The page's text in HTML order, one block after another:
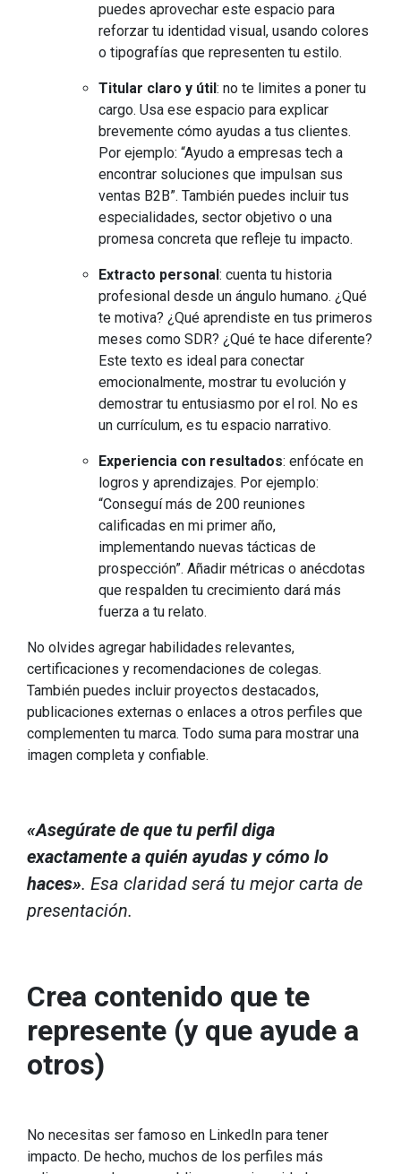
puedes aprovechar este espacio para
reforzar tu identidad visual, usando colores
o tipografías que representen tu estilo.
Titular claro y útil: no te limites a poner tu
cargo. Usa ese espacio para explicar
brevemente cómo ayudas a tus clientes.
Por ejemplo: “Ayudo a empresas tech a
encontrar soluciones que impulsan sus
ventas B2B”. También puedes incluir tus
especialidades, sector objetivo o una
promesa concreta que refleje tu impacto.
Extracto personal: cuenta tu historia
profesional desde un ángulo humano. ¿Qué
te motiva? ¿Qué aprendiste en tus primeros
meses como SDR? ¿Qué te hace diferente?
Este texto es ideal para conectar
emocionalmente, mostrar tu evolución y
demostrar tu entusiasmo por el rol. No es
un currículum, es tu espacio narrativo.
Experiencia con resultados: enfócate en
logros y aprendizajes. Por ejemplo:
“Conseguí más de 200 reuniones
calificadas en mi primer año,
implementando nuevas tácticas de
prospección”. Añadir métricas o anécdotas
que respalden tu crecimiento dará más
fuerza a tu relato.
No olvides agregar habilidades relevantes,
certificaciones y recomendaciones de colegas.
También puedes incluir proyectos destacados,
publicaciones externas o enlaces a otros perfiles que
complementen tu marca. Todo suma para mostrar una
imagen completa y confiable.
«Asegúrate de que tu perfil diga
exactamente a quién ayudas y cómo lo
haces». Esa claridad será tu mejor carta de
presentación.
Crea contenido que te
represente (y que ayude a
otros)
No necesitas ser famoso en LinkedIn para tener
impacto. De hecho, muchos de los perfiles más